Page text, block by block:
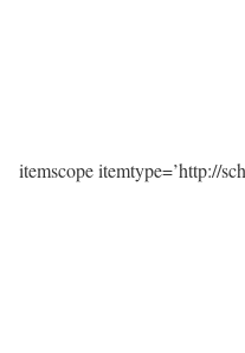
itemscope itemtype=’http://